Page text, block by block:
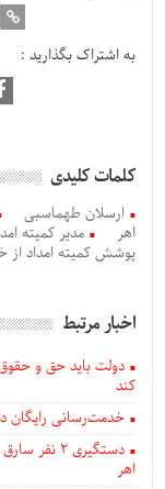
به اشتراک بگذارید :
کلمات کلیدی
ارسلان طهماسبی
اهر
مدیر کمیته
پوشش کمیته امداد
اخبار مرتبط
دولت باید حق و حقوق
کند
خدمت‌رسانی رایگان
دستگيری
اهر